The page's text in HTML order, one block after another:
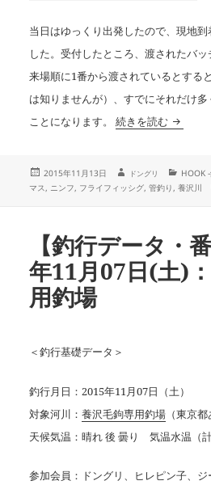
当日はゆっくり出発したので、現地
した。受付したところ、渡されたバッ
来場順に1番から渡されているとする
は知りませんが）、すでにそれだけ
ことになります。 続きを読む 恒例の
投
日:
2015年11月13日
作
成
者
ドングリ
カ
ゴ
HOOK
マス, ニンフ, フライフィッシグ, 管釣り, 養沢川
【釣行データ・
年11月07日(土)
用釣場
＜釣行基礎データ＞
釣行月日：2015年11月07日（土）
対象河川： 養沢毛鉤専用釣場（東京都
天候気温：晴れ 後 曇り 気温水温（計
参加会員：ドングリ、ヒレピン子、ジ